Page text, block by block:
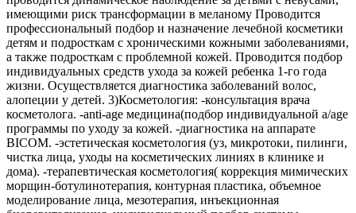
имеющими риск трансформации в меланому Проводится
профессиональный подбор и назначение лечебной косметики
детям и подросткам с хроническими кожными заболеваниями,
а также подросткам с проблемной кожей. Проводится подбор
индивидуальных средств ухода за кожей ребенка 1-го года
жизни. Осуществляется диагностика заболеваний волос,
алопеции у детей. 3)Косметология: -консультация врача
косметолога. -anti-age медицина(подбор индивидуальной а/age
программы по уходу за кожей. -диагностика на аппарате
BICOM. -эстетическая косметология (уз, микротоки, пилинги,
чистка лица, уходы на косметических линиях в клинике и
дома). -терапевтическая косметология( коррекция мимических
морщин-ботулинотерапия, контурная пластика, объемное
моделирование лица, мезотерапия, инъекционная